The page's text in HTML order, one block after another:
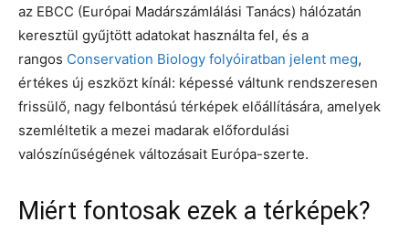
az EBCC (Európai Madárszámlálási Tanács) hálózatán
keresztül gyűjtött adatokat használta fel, és a
rangos Conservation Biology folyóiratban jelent meg,
értékes új eszközt kínál: képessé váltunk rendszeresen
frissülő, nagy felbontású térképek előállítására, amelyek
szemléltetik a mezei madarak előfordulási
valószínűségének változásait Európa-szerte.
Miért fontosak ezek a térképek?